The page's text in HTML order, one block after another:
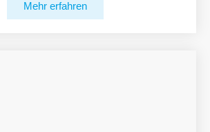
Mehr erfahren